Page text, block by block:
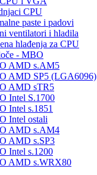
CPU
paste i padovi
ventilatori i hladila
hlađenja za CPU
- MBO
AMD s.AM5
AMD SP5 (LGA6096)
AMD sTR5
Intel S.1700
Intel s.1851
Intel ostali
AMD s.AM4
AMD s.SP3
Intel s.1200
AMD s.WRX80